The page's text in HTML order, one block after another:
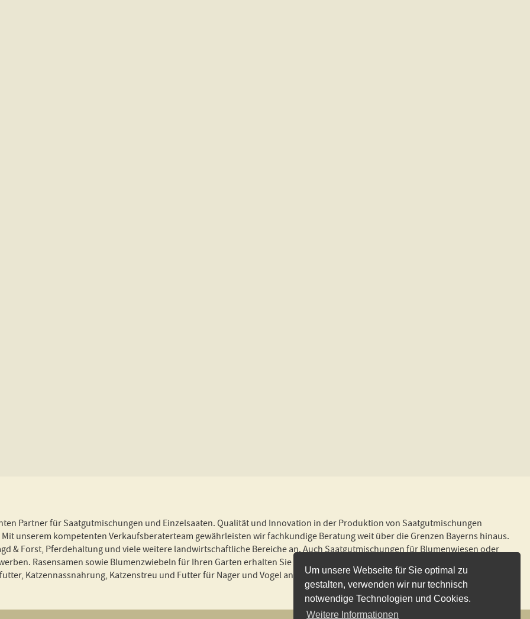
Um unsere Webseite für Sie optimal zu
gestalten, verwenden wir nur technisch
notwendige Technologien und Cookies.
Weitere Informationen
Partner für Saatgutmischungen und Einzelsaaten. Qualität und Innovation in der Produktion von Saatgutmischungen
unserem kompetenten Verkaufsberaterteam gewährleisten wir fachkundige Beratung weit über die Grenzen Bayerns hinaus.
& Forst, Pferdehaltung und viele weitere landwirtschaftliche Bereiche an. Auch Saatgutmischungen für Blumenwiesen oder
Rasensamen sowie Blumenzwiebeln für Ihren Garten erhalten Sie ebenfalls bequem bei uns. Für Haustiere bieten wir
Katzennassnahrung, Katzenstreu und Futter für Nager und Vogel an! Wir liefern schnell und zuverlässig und in gewohnter